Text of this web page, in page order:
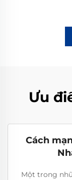
Ưu
Cách
Một trong